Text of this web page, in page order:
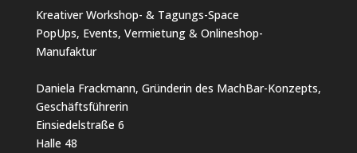
Kreativer Workshop- & Tagungs-Space
PopUps, Events, Vermietung & Onlineshop-
Manufaktur
Daniela Frackmann, Gründerin des MachBar-Konzepts,
Geschäftsführerin
Einsiedelstraße 6
Halle 48